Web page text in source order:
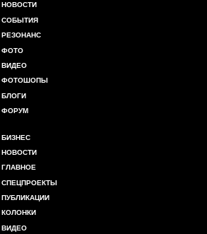
НОВОСТИ
СОБЫТИЯ
РЕЗОНАНС
ФОТО
ВИДЕО
ФОТОШОПЫ
БЛОГИ
ФОРУМ
БИЗНЕС
НОВОСТИ
ГЛАВНОЕ
СПЕЦПРОЕКТЫ
ПУБЛИКАЦИИ
КОЛОНКИ
ВИДЕО